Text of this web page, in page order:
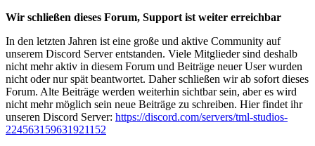
Wir schließen dieses Forum, Support ist weiter erreichbar
In den letzten Jahren ist eine große und aktive Community auf
unserem Discord Server entstanden. Viele Mitglieder sind deshalb
nicht mehr aktiv in diesem Forum und Beiträge neuer User wurden
nicht oder nur spät beantwortet. Daher schließen wir ab sofort dieses
Forum. Alte Beiträge werden weiterhin sichtbar sein, aber es wird
nicht mehr möglich sein neue Beiträge zu schreiben. Hier findet ihr
unseren Discord Server: https://discord.com/servers/tml-studios-
224563159631921152